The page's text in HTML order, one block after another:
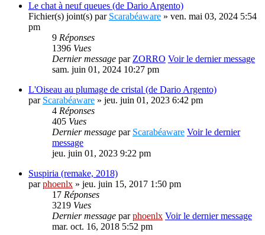
Le chat à neuf queues (de Dario Argento)
Fichier(s) joint(s) par Scarabéaware » ven. mai 03, 2024 5:54
pm
9 Réponses
1396 Vues
Dernier message parZORRO Voir le dernier message
sam. juin 01, 2024 10:27 pm
L'Oiseau au plumage de cristal (de Dario Argento)
par Scarabéaware » jeu. juin 01, 2023 6:42 pm
4 Réponses
405 Vues
Dernier message par Scarabéaware Voir le dernier
message
jeu. juin 01, 2023 9:22 pm
Suspiria (remake, 2018)
parphoenlx » jeu. juin 15, 2017 1:50 pm
17 Réponses
3219 Vues
Dernier message parphoenlx Voir le dernier message
mar. oct. 16, 2018 5:52 pm